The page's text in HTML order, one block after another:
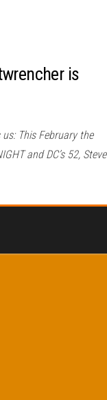
is
This February the
and DC’s 52, Steve